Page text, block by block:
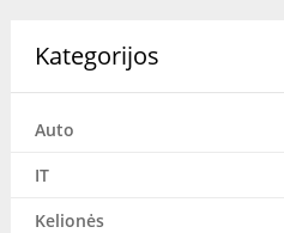
Kategorijos
Auto
IT
Kelionės